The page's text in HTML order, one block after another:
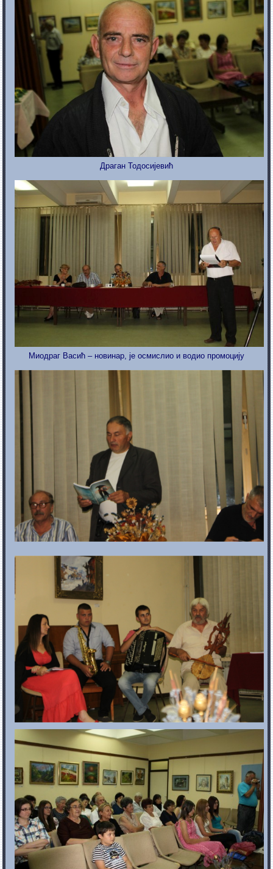
Драган Тодосијевић
Миодраг Васић – новинар, је осмислио и водио промоцију